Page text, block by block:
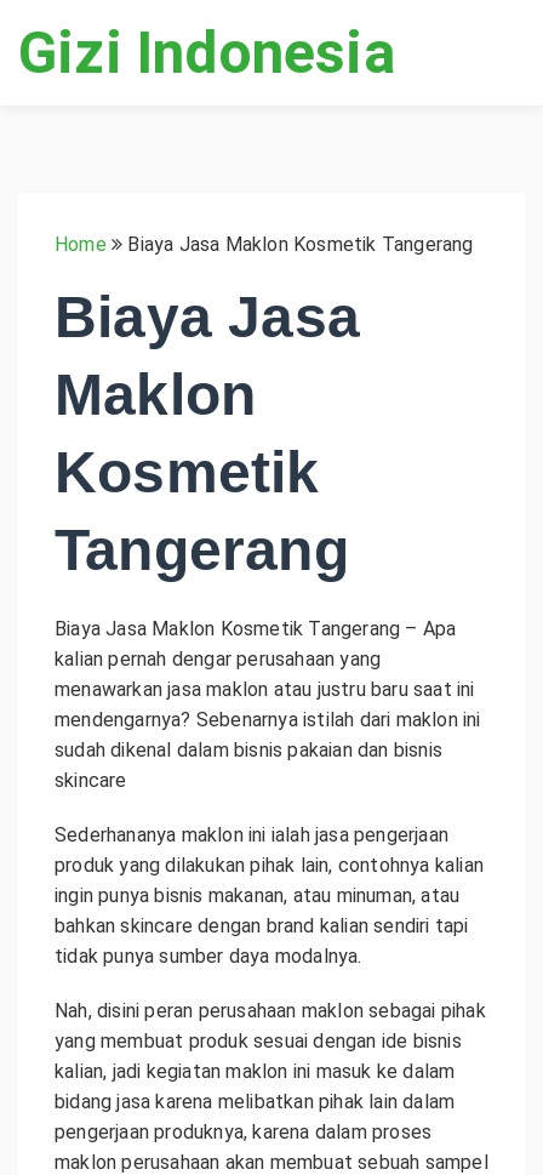
Gizi Indonesia
Home Biaya Jasa Maklon Kosmetik Tangerang
Biaya Jasa
Maklon
Kosmetik
Tangerang
Biaya Jasa Maklon Kosmetik Tangerang – Apa
kalian pernah dengar perusahaan yang
menawarkan jasa maklon atau justru baru saat ini
mendengarnya? Sebenarnya istilah dari maklon ini
sudah dikenal dalam bisnis pakaian dan bisnis
skincare
Sederhananya maklon ini ialah jasa pengerjaan
produk yang dilakukan pihak lain, contohnya kalian
ingin punya bisnis makanan, atau minuman, atau
bahkan skincare dengan brand kalian sendiri tapi
tidak punya sumber daya modalnya.
Nah, disini peran perusahaan maklon sebagai pihak
yang membuat produk sesuai dengan ide bisnis
kalian, jadi kegiatan maklon ini masuk ke dalam
bidang jasa karena melibatkan pihak lain dalam
pengerjaan produknya, karena dalam proses
maklon perusahaan akan membuat sebuah sampel